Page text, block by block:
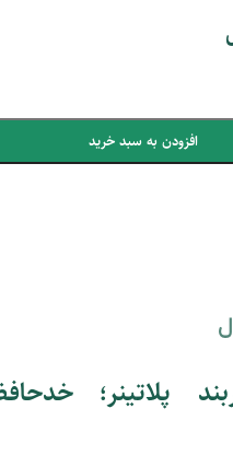
افزودن به سبد خرید
پلاتینر؛